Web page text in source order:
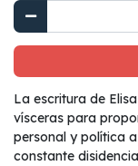
La escritura de
vísceras para
personal y política
constante